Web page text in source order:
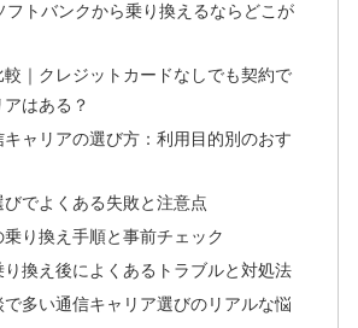
フトバンクから乗り換えるならどこが
｜クレジットカードなしでも契約で
はある？
ャリアの選び方：利用目的別のおす
でよくある失敗と注意点
り換え手順と事前チェック
換え後によくあるトラブルと対処法
多い通信キャリア選びのリアルな悩